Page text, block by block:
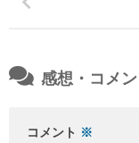
感想・コメン
コメント ※